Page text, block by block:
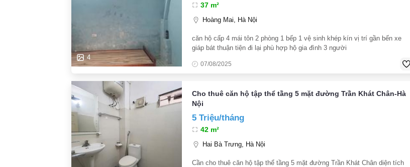
4
37 m²
Hoàng Mai, Hà Nội
căn hộ cấp 4 mái tôn 2 phòng 1 bếp 1 vệ sinh khép kín vị trí gần bến xe
giáp bát thuận tiện đi lại phù hợp hộ gia đình 3 người
07/08/2025
Cho thuê căn hộ tập thể tầng 5 mặt đường Trần Khát Chân-Hà
Nội
5 Triệu/tháng
42 m²
Hai Bà Trưng, Hà Nội
Cần cho thuê căn hộ tập thể tầng 5 mặt đường Trần Khát Chân diện tích